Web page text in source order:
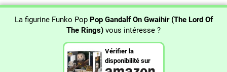
La figurine Funko Pop Pop Gandalf On Gwaihir (The Lord Of
The Rings) vous intéresse ?
Vérifier la
disponibilité sur